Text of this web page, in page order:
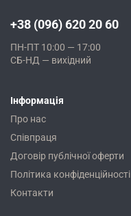
+38 (096) 620 20 60
ПН-ПТ 10:00 — 17:00
СБ-НД — вихідний
Інформація
Про нас
Співпраця
Договір публічної оферти
Політика конфіденційності
Контакти